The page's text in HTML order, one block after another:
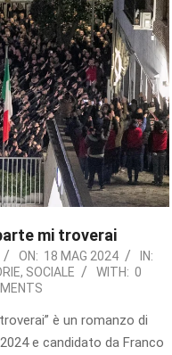
mi troverai
ON: 18 MAG 2024
IN:
, SOCIALE WITH: 0
è un romanzo di
e candidato da Franco